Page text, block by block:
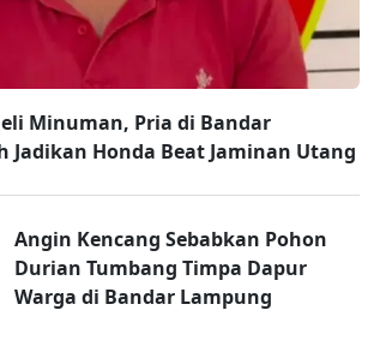
Minuman, Pria di Bandar
Jadikan Honda Beat Jaminan Utang
Angin Kencang Sebabkan Pohon
Durian Tumbang Timpa Dapur
Warga di Bandar Lampung